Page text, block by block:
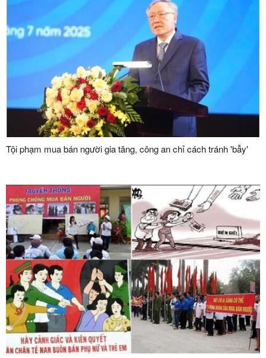
Tội phạm mua bán người gia tăng, công an chỉ cách tránh 'bẫy'